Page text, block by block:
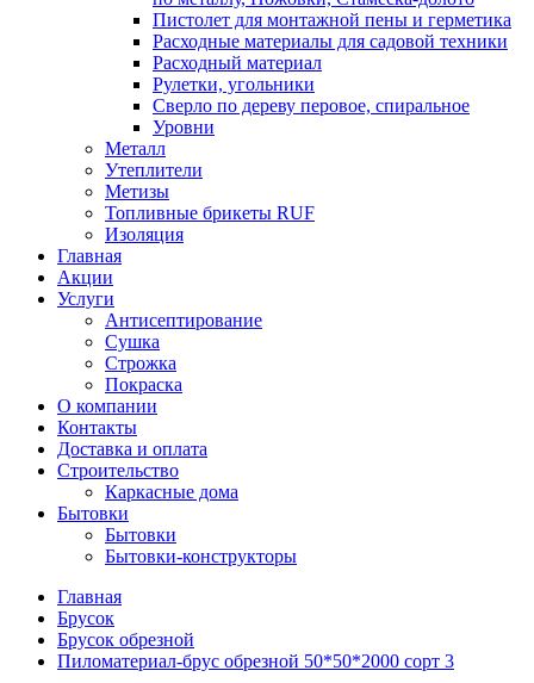
Пистолет для монтажной пены и герметика
Расходные материалы для садовой техники
Расходный материал
Рулетки, угольники
Сверло по дереву перовое, спиральное
Уровни
Металл
Утеплители
Метизы
Топливные брикеты RUF
Изоляция
Главная
Акции
Услуги
Антисептирование
Сушка
Строжка
Покраска
О компании
Контакты
Доставка и оплата
Строительство
Каркасные дома
Бытовки
Бытовки
Бытовки-конструкторы
Главная
Брусок
Брусок обрезной
Пиломатериал-брус обрезной 50*50*2000 сорт 3